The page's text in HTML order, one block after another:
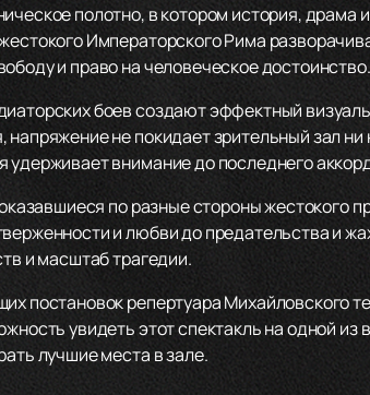
полотно, в котором история, драма
Императорского Рима
и право на человеческое достоинство.
боев создают эффектный
не покидает зрительный зал
удерживает внимание до последнего
по разные стороны жестокого
и любви до предательства и
и масштаб трагедии.
постановок репертуара Михайловского
увидеть этот спектакль на одной
лучшие места в зале.